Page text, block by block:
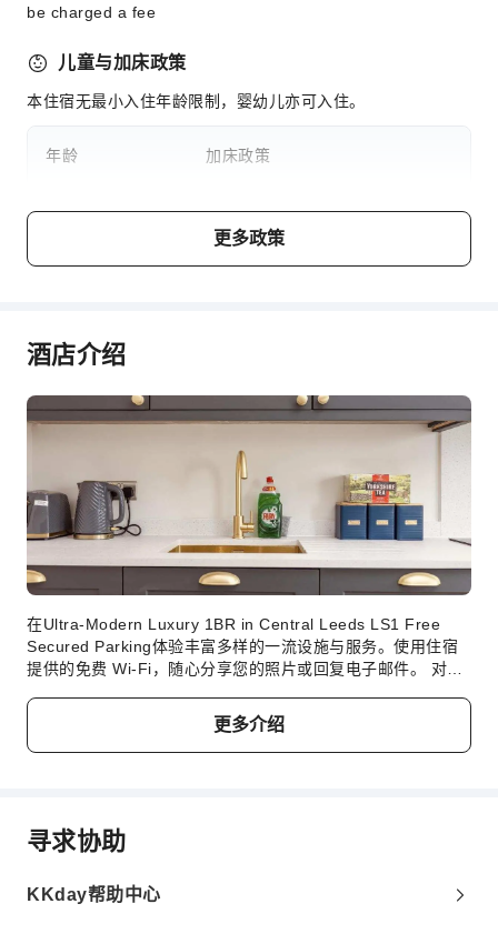
be charged a fee
儿童与加床政策
本住宿无最小入住年龄限制，婴幼儿亦可入住。
年龄 加床政策
婴儿1岁及以下 不占床情况下可免费与大人同住
费用标准将视不同房型、入住人数及住宿配套而异，且部分费
用须于现场支付，详情请参阅各房型与配套说明。
更多政策
酒店介绍
在Ultra-Modern Luxury 1BR in Central Leeds LS1 Free
Secured Parking体验丰富多样的一流设施与服务。使用住宿
提供的免费 Wi-Fi，随心分享您的照片或回复电子邮件。 对于
宿范围内严禁吸烟。在Ultra-Modern Luxury 1BR in Central
Leeds LS1 Free Secured Parking，每间客房均配备便利的设
施，确保您享受舒适的入住体验。 部分客房提供空调或寝具用
独特的设计元素，例如独立的起居室，甚至是阳台或露台。部
分客房配有室内视频流媒体、每日报纸或电视等室内娱乐设
可以找到冲泡咖啡或茶的器具。 使用部分客房卫生间提供的浴
更多介绍
寻求协助
KKday帮助中心